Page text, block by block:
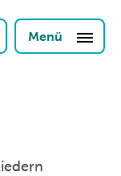
Menü